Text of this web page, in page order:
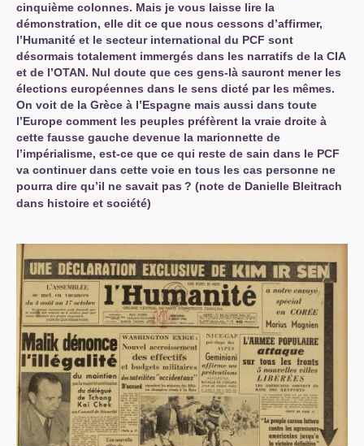
cinquième colonnes. Mais je vous laisse lire la
démonstration, elle dit ce que nous cessons d’affirmer,
l’Humanité et le secteur international du PCF sont
désormais totalement immergés dans les narratifs de la CIA
et de l’OTAN. Nul doute que ces gens-là sauront mener les
élections européennes dans le sens dicté par les mêmes.
On voit de la Grèce à l’Espagne mais aussi dans toute
l’Europe comment les peuples préfèrent la vraie droite à
cette fausse gauche devenue la marionnette de
l’impérialisme, est-ce que ce qui reste de sain dans le PCF
va continuer dans cette voie en tous les cas personne ne
pourra dire qu’il ne savait pas ? (note de Danielle Bleitrach
dans histoire et société)